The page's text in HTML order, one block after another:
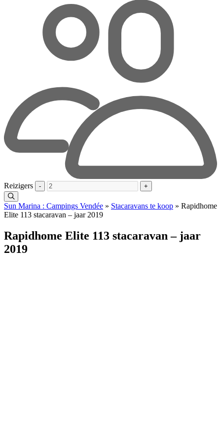
Reizigers - +
Sun Marina : Campings Vendée » Stacaravans te koop » Rapidhome
Elite 113 stacaravan – jaar 2019
Rapidhome Elite 113 stacaravan – jaar
2019